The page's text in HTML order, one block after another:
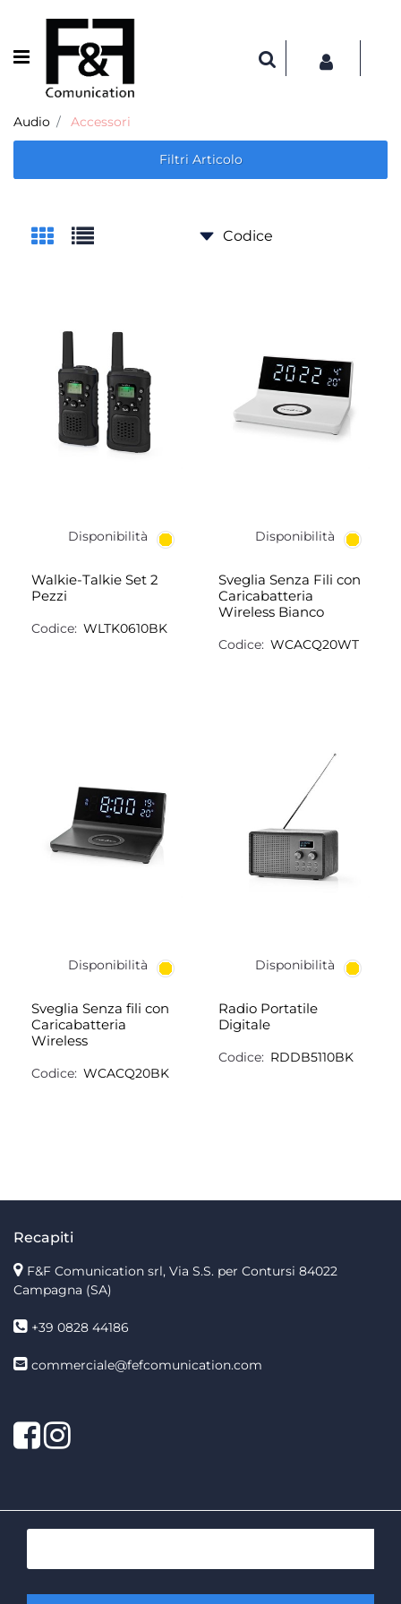
Open menu
Audio Accessori
Filtri Articolo
Disponibilità
Walkie-Talkie Set 2
Pezzi
Codice: WLTK0610BK
Disponibilità
Sveglia Senza Fili con
Caricabatteria
Wireless Bianco
Codice: WCACQ20WT
Disponibilità
Sveglia Senza fili con
Caricabatteria
Wireless
Codice: WCACQ20BK
Disponibilità
Radio Portatile
Digitale
Codice: RDDB5110BK
Recapiti
F&F Comunication srl, Via S.S. per Contursi 84022
Campagna (SA)
+39 0828 44186
commerciale@fefcomunication.com
Facebook
Twitter